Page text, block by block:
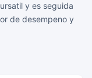
y es seguida
de desempeno y